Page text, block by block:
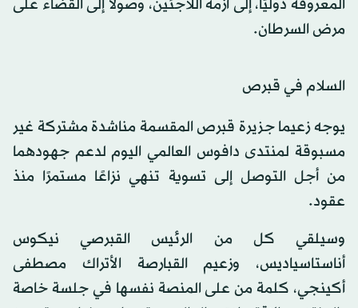
المعروفة دوليًا، إلى أزمة اللاجئين، وصولاً إلى القضاء على
مرض السرطان.
السلام في قبرص
يوجه زعيما جزيرة قبرص المقسمة مناشدة مشتركة غير
مسبوقة لمنتدى دافوس العالمي اليوم لدعم جهودهما
من أجل التوصل إلى تسوية تنهي نزاعًا مستمرًا منذ
عقود.
وسيلقي كل من الرئيس القبرصي نيكوس
أناستاسياديس، وزعيم القبارصة الأتراك مصطفى
أكينجي، كلمة من على المنصة نفسها في جلسة خاصة